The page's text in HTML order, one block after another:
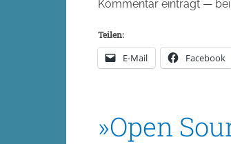
Kommentar eintragt —
Teilen:
E-Mail Facebook
»Open